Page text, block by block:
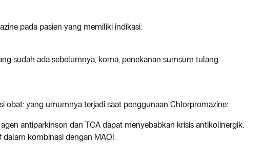
pada pasien yang memiliki indikasi:
sudah ada sebelumnya, koma, penekanan sumsum tulang.
obat: yang umumnya terjadi saat penggunaan Chlorpromazine:
antiparkinson dan TCA dapat menyebabkan krisis antikolinergik.
kombinasi dengan MAOI.